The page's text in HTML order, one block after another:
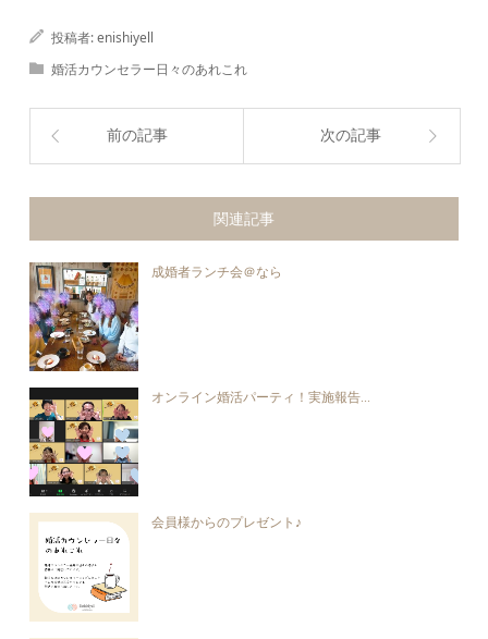
投稿者:enishiyell
婚活カウンセラー日々のあれこれ
前の記事 次の記事
関連記事
成婚者ランチ会＠なら
オンライン婚活パーティ！実施報告...
会員様からのプレゼント♪